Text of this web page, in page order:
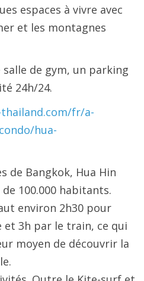
espaces à vivre avec
et les montagnes
de gym, un parking
24h/24.
fr/a-
hua-
de Bangkok, Hua Hin
100.000 habitants.
environ 2h30 pour
3h par le train, ce qui
moyen de découvrir la